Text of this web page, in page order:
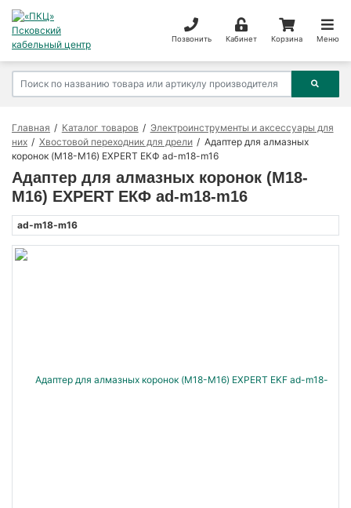
Позвонить Кабинет Корзина Меню
Главная Каталог товаров
Электроинструменты и аксессуары для
них
Хвостовой переходник для дрели
Адаптер для алмазных
коронок (M18-M16) EXPERT ЕКФ ad-m18-m16
Адаптер для алмазных коронок (M18-
M16) EXPERT ЕКФ ad-m18-m16
ad-m18-m16